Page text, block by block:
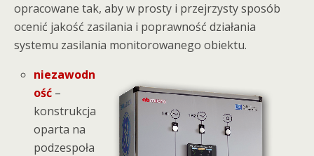
opracowane tak, aby w prosty i przejrzysty sposób
ocenić jakość zasilania i poprawność działania
systemu zasilania monitorowanego obiektu.
niezawodn
ość –
konstrukcja
oparta na
podzespoła